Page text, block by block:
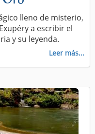
lleno de misterio,
a escribir el
y su leyenda.
Leer más...